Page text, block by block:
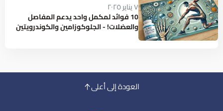
٧ يناير ٢٠٢٥
10 فوائد لمكمل واحد يدعم المفاصل
والعضلات! - الجلوكوزامين والكوندرويتين
العودة إلى أعلى